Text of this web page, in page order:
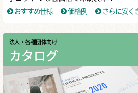
おすすめ仕様
価格例 さらに安く
法人・各種団体向け
カタログ